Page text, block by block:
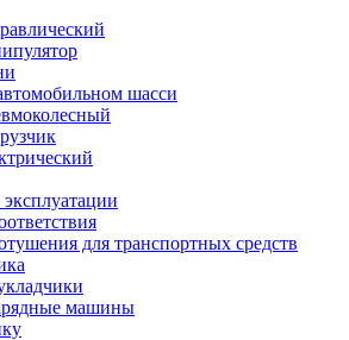
шасси
для транспортных средств
машины